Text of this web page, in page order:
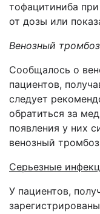
тофацитиниба
от дозы или
Венозный
Сообщалось о
пациентов,
следует
обратиться за
появления у них
венозный
Серьезные
У пациентов,